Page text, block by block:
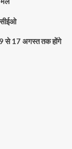
सीईओ
9 से 17 अगस्त तक होंगे